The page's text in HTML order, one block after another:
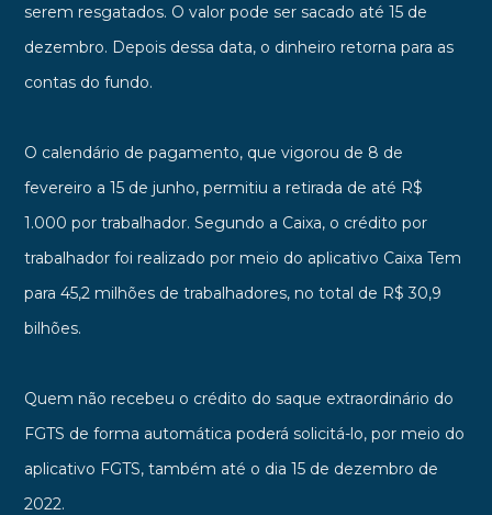
serem resgatados. O valor pode ser sacado até 15 de
dezembro. Depois dessa data, o dinheiro retorna para as
contas do fundo.
O calendário de pagamento, que vigorou de 8 de
fevereiro a 15 de junho, permitiu a retirada de até R$
1.000 por trabalhador. Segundo a Caixa, o crédito por
trabalhador foi realizado por meio do aplicativo Caixa Tem
para 45,2 milhões de trabalhadores, no total de R$ 30,9
bilhões.
Quem não recebeu o crédito do saque extraordinário do
FGTS de forma automática poderá solicitá-lo, por meio do
aplicativo FGTS, também até o dia 15 de dezembro de
2022.